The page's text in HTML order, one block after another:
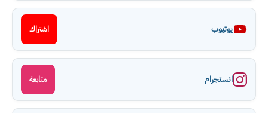
يوتيوب اشتراك
انستجرام متابعة